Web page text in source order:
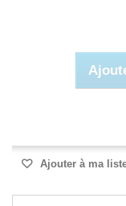
Ajouter à ma